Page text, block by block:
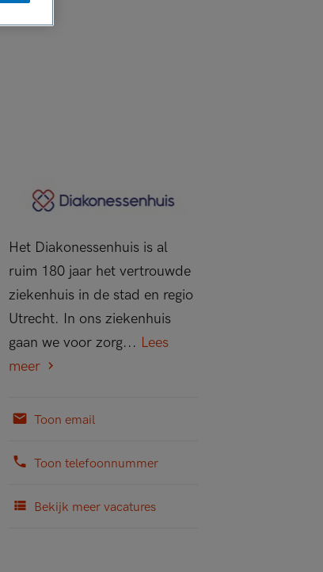
Het Diakonessenhuis is al
ruim 180 jaar het vertrouwde
ziekenhuis in de stad en regio
Utrecht. In ons ziekenhuis
gaan we voor zorg... Lees
meer
Toon email
Toon telefoonnummer
Bekijk meer vacatures